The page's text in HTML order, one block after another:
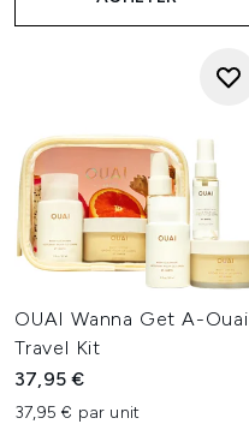
OUAI Wanna Get A-Ouai
Travel Kit
37,95 €
37,95 € par unit